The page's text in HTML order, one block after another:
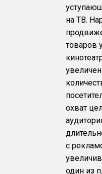
на ТВ.
товаров
охват
с
один из